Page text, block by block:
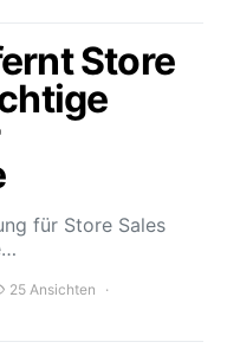
Store
für Store Sales
25 Ansichten